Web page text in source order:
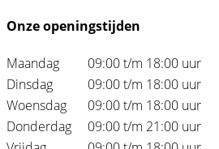
Onze openingstijden
Maandag
09:00 t/m 18:00 uur
Dinsdag
09:00 t/m 18:00 uur
Woensdag
09:00 t/m 18:00 uur
Donderdag
09:00 t/m 21:00 uur